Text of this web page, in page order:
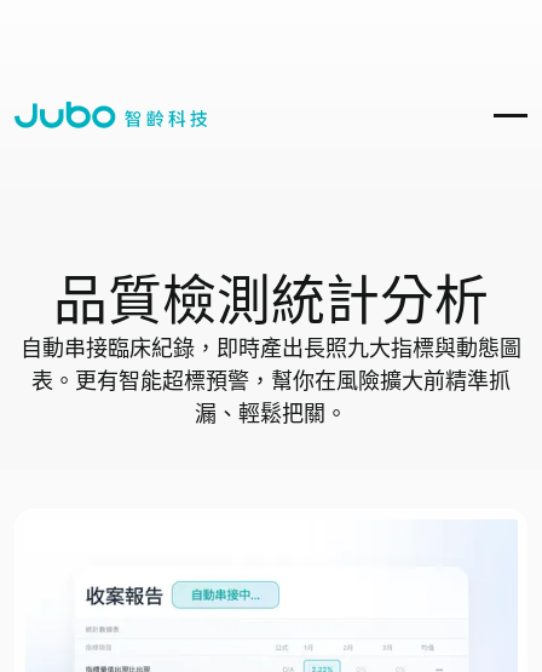
品質檢測統計分析
自動串接臨床紀錄，即時產出長照九大指標與動態圖
表。更有智能超標預警，幫你在風險擴大前精準抓
漏、輕鬆把關。